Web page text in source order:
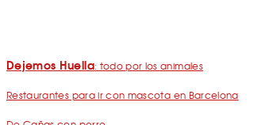
Dejemos Huella: todo por los animales
Restaurantes para ir con mascota en Barcelona